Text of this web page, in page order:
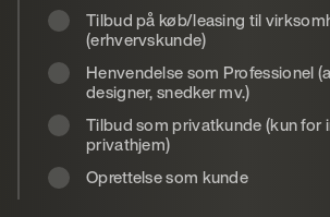
Tilbud på køb/leasing til
(erhvervskunde)
Henvendelse som Professionel
designer, snedker mv.)
Tilbud som privatkunde (kun for
privathjem)
Oprettelse som kunde